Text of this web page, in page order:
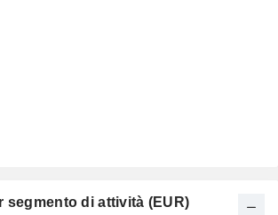
segmento di attività (EUR)